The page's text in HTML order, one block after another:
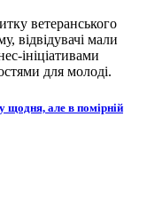
ветеранського
відвідувачі мали
ініціативами
для молоді.
щодня, але в помірній